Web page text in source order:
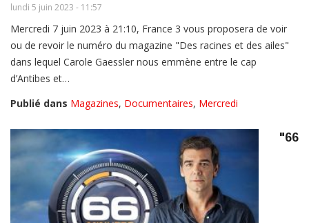
lundi 5 juin 2023 - 11:57
Mercredi 7 juin 2023 à 21:10, France 3 vous proposera de voir
ou de revoir le numéro du magazine "Des racines et des ailes"
dans lequel Carole Gaessler nous emmène entre le cap
d’Antibes et…
Publié dans Magazines, Documentaires, Mercredi
"66